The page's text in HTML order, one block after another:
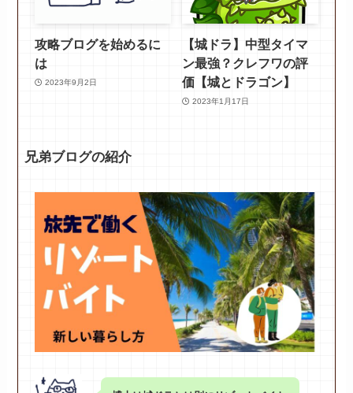
攻略ブログを始めるに
は
2023年9月2日
【城ドラ】中型タイマ
ン最強？クレフワの評
価【城とドラゴン】
2023年1月17日
兄弟ブログの紹介